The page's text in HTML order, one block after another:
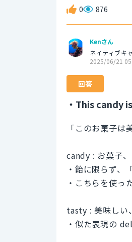
0 876
Kenさん
ネイティブキ
2025/06/21
回答
・This candy
「このお菓子は
candy : お菓子、
・飴に限らず、
・こちらを使っ
tasty : 美味しい
・似た表現の